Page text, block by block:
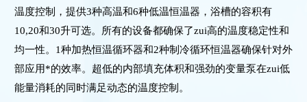
温度控制，提供3种高温和6种低温恒温器，浴槽的容积有
10,20和30升可选。所有的设备都确保了zui高的温度稳定性和
均一性。1种加热恒温循环器和2种制冷循环恒温器确保针对外
部应用*的效率。超低的内部填充体积和强劲的变量泵在zui低
能量消耗的同时满足动态的温度控制。